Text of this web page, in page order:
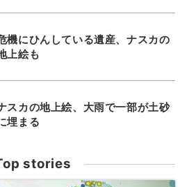
機にひんしている遺産、ナスカの
上絵も
スカの地上絵、大雨で一部が土砂
埋まる
stories